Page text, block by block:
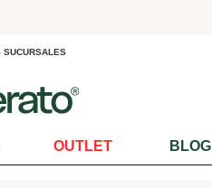
SUCURSALES
OUTLET BLOG